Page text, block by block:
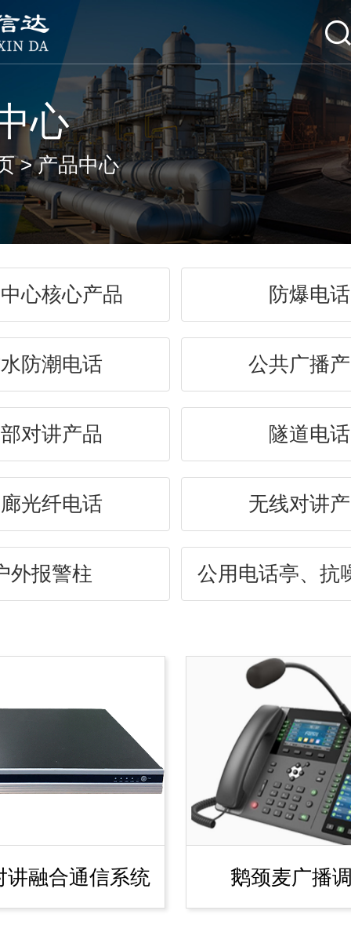
心
>产品中心
心核心产品 防爆电话
防潮电话 公共广播
对讲产品 隧道电话
光纤电话 无线对讲
外报警柱 公用电话亭、抗
讲融合通信系统 鹅颈麦广播